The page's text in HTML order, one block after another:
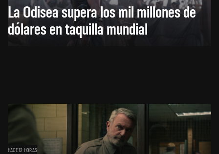
La Odisea supera los mil millones de
dólares en taquilla mundial
HACE 12 HORAS